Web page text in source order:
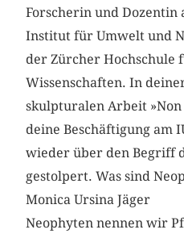
Forscherin und Dozentin
Institut für Umwelt und
der Zürcher Hochschule
Wissenschaften. In
skulpturalen Arbeit
deine Beschäftigung am
wieder über den Begriff
gestolpert. Was sind
Monica Ursina Jäger
Neophyten nennen wir